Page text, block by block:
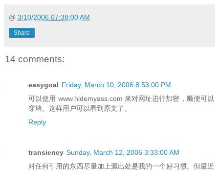
@ 3/10/2006 07:38:00 AM
Share
14 comments:
easygoal Friday, March 10, 2006 8:53:00 PM
可以使用 www.hidemyass.com 来对网址进行加密，顺便可以
穿墙。这样用户可以看到原文了。
Reply
transiency Sunday, March 12, 2006 3:33:00 AM
对任何引用的东西尽量加上源出处是我的一个好习惯。但最近